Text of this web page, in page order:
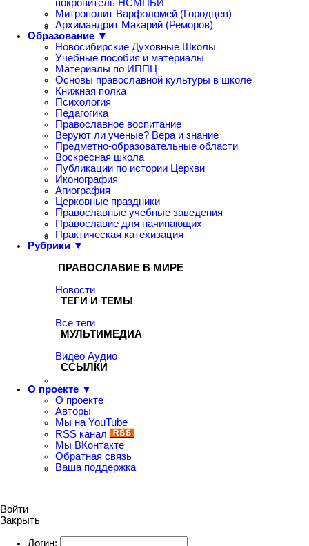
покровитель НСМПБИ
Митрополит Варфоломей (Городцев)
Архимандрит Макарий (Реморов)
Образование ▼
Новосибирские Духовные Школы
Учебные пособия и материалы
Материалы по ИППЦ
Основы православной культуры в школе
Книжная полка
Психология
Педагогика
Православное воспитание
Веруют ли ученые? Вера и знание
Предметно-образовательные области
Воскресная школа
Публикации по истории Церкви
Иконография
Агиография
Церковные праздники
Православные учебные заведения
Православие для начинающих
Практическая катехизация
Рубрики ▼
ПРАВОСЛАВИЕ В МИРЕ
Новости
ТЕГИ И ТЕМЫ
Все теги
МУЛЬТИМЕДИА
Видео Аудио
ССЫЛКИ
О проекте ▼
О проекте
Авторы
Мы на YouTube
RSS канал
Мы ВКонтакте
Обратная связь
Ваша поддержка
Войти
Закрыть
Логин: